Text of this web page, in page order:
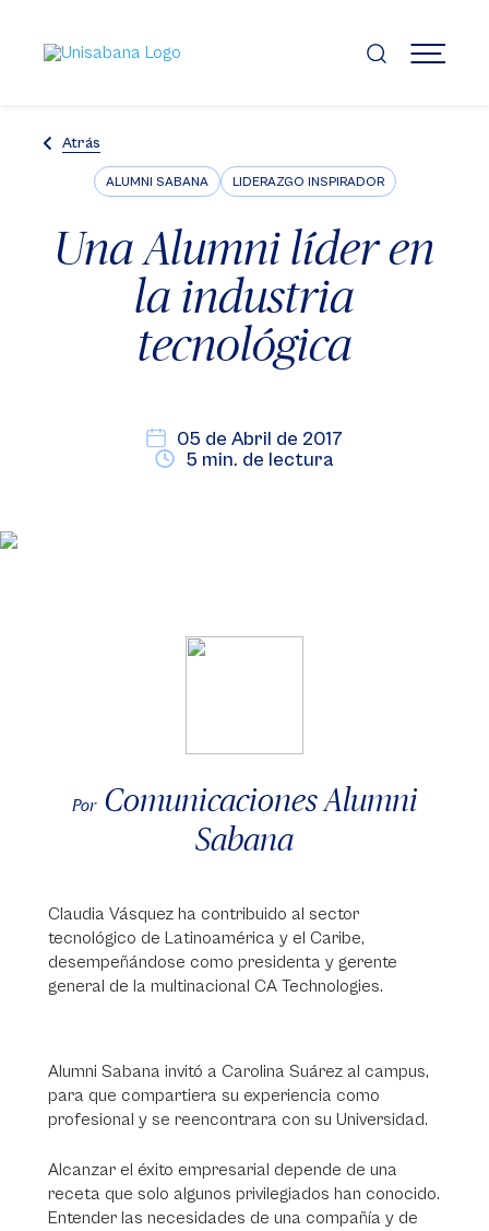
contenido
principal
MENÚ
Atrás
ALUMNI SABANA LIDERAZGO INSPIRADOR
Una Alumni líder en
la industria
tecnológica
05 de Abril de 2017
5 min. de lectura
Por Comunicaciones Alumni
Sabana
Claudia Vásquez ha contribuido al sector
tecnológico de Latinoamérica y el Caribe,
desempeñándose como presidenta y gerente
general de la multinacional CA Technologies.
Alumni Sabana invitó a Carolina Suárez al campus,
para que compartiera su experiencia como
profesional y se reencontrara con su Universidad.
Alcanzar el éxito empresarial depende de una
receta que solo algunos privilegiados han conocido.
Entender las necesidades de una compañía y de